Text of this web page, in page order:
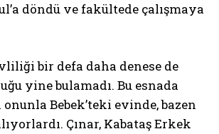
döndü ve fakültede çalışmaya
bir defa daha denese de
yine bulamadı. Bu esnada
onunla Bebek’teki evinde, bazen
Çınar, Kabataş Erkek